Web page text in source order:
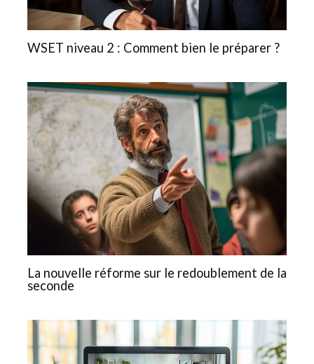
WSET niveau 2 : Comment bien le préparer ?
La nouvelle réforme sur le redoublement de la
seconde